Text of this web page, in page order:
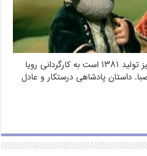
انیمیشن ایرانی انگشترسحرآمیز تولید ۱۳۸۱ است به کارگردانی رویا
داستان پادشاهی درستکار و عادل